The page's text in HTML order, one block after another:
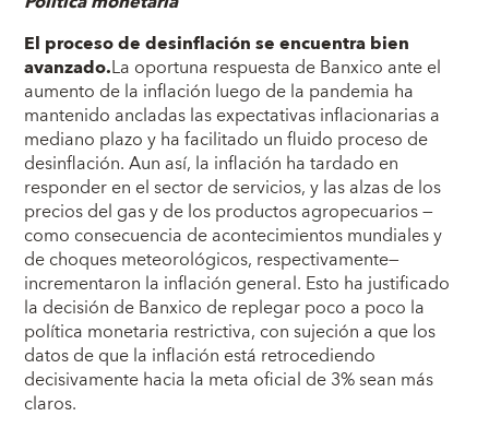
El proceso de desinflación se encuentra bien
avanzado.La oportuna respuesta de Banxico ante el
aumento de la inflación luego de la pandemia ha
mantenido ancladas las expectativas inflacionarias a
mediano plazo y ha facilitado un fluido proceso de
desinflación. Aun así, la inflación ha tardado en
responder en el sector de servicios, y las alzas de los
precios del gas y de los productos agropecuarios —
como consecuencia de acontecimientos mundiales y
de choques meteorológicos, respectivamente—
incrementaron la inflación general. Esto ha justificado
la decisión de Banxico de replegar poco a poco la
política monetaria restrictiva, con sujeción a que los
datos de que la inflación está retrocediendo
decisivamente hacia la meta oficial de 3% sean más
claros.